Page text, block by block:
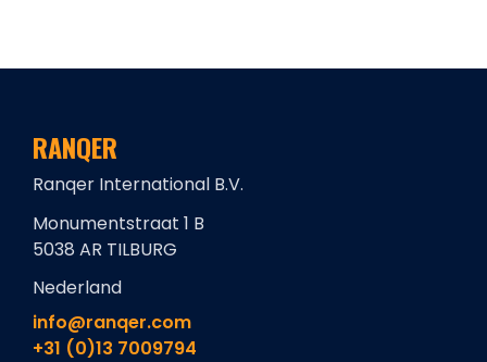
RANQER
Ranqer International B.V.
Monumentstraat 1 B
5038 AR TILBURG
Nederland
info@ranqer.com
+31 (0)13 7009794